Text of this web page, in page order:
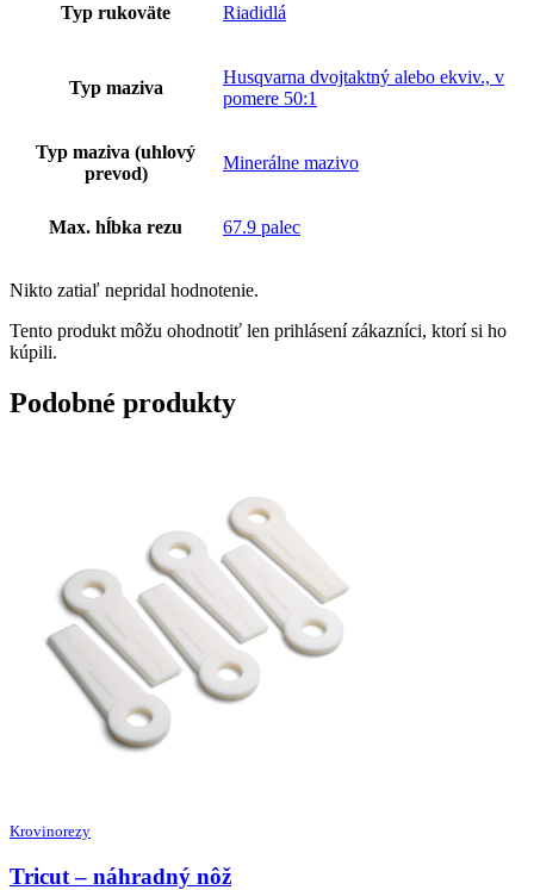
Typ rukoväte Riadidlá
Typ maziva
Husqvarna dvojtaktný alebo ekviv., v
pomere 50:1
Typ maziva (uhlový
prevod)
Minerálne mazivo
Max. hĺbka rezu 67.9 palec
Nikto zatiaľ nepridal hodnotenie.
Tento produkt môžu ohodnotiť len prihlásení zákazníci, ktorí si ho
kúpili.
Podobné produkty
Krovinorezy
Tricut – náhradný nôž